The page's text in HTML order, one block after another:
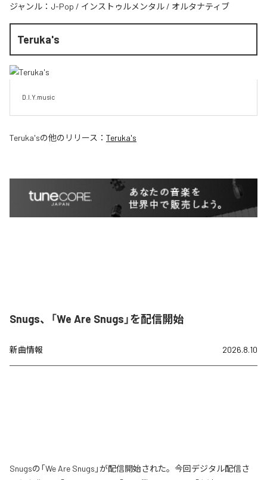
ジャンル： J-Pop / インストゥルメンタル / オルタナティブ
Teruka's
D.I.Y.music
Teruka'sの他のリリース： Teruka's
Snugs、「We Are Snugs」を配信開始
新曲情報 2026.8.10
Snugsの「We Are Snugs」が配信開始された。今回デジタル配信さ